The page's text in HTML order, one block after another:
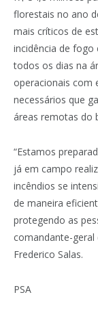
florestais no ano
mais críticos de
incidência de
todos os dias na
operacionais com
necessários que
áreas remotas do
“Estamos
já em campo
incêndios se
de maneira
protegendo as
comandante-
Frederico Salas.
PSA